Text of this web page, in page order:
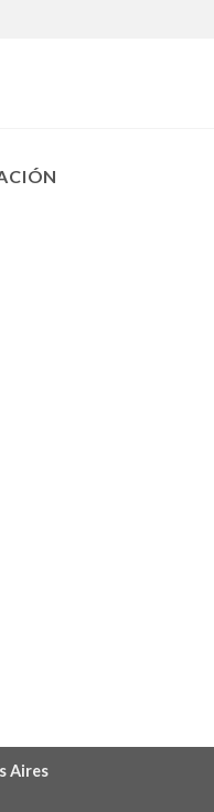
Aires